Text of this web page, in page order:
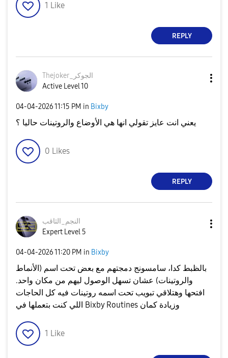
1 Like
REPLY
Thejoker_الجوكر
Active Level 10
‎04-04-202611:15 PM in Bixby
يعني انت عايز تقولي انها هي الأوضاع والروتينات حاليا ؟
0 Likes
REPLY
النجم_الثاقب
Expert Level 5
‎04-04-202611:20 PM in Bixby
بالظبط كدا، سامسونج دمجتهم مع بعض تحت اسم (الأنماط
والروتينات) عشان تسهل الوصول ليهم من مكان واحد.
افتحها وهتلاقي تبويب تحت اسمه روتينات فيه كل الحاجات
اللي كنت بتعملها في Bixby Routines وزيادة كمان
1 Like